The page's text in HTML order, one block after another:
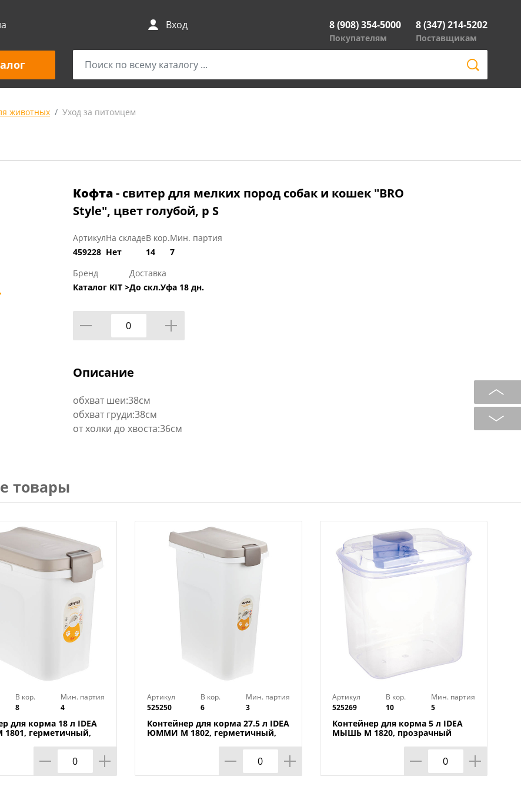
Вход 8 (908) 354-5000
Покупателям
8 (347) 214-5202
Поставщикам
животных Уход за питомцем
Кофта- свитер для мелких пород собак и кошек "BRO
Style", цвет голубой, р S
Артикул
459228
На складе
Нет
В кор.
14
Мин. партия
7
Бренд
Каталог KIT >
Доставка
До скл.Уфа 18 дн.
Описание
обхват шеи:38см
обхват груди:38см
от холки до хвоста:36см
товары
В кор.
8
Мин. партия
4
для корма 18 л IDEA
герметичный,
Артикул
525250
В кор.
6
Мин. партия
3
Контейнер для корма 27.5 л IDEA
ЮММИ М 1802, герметичный,
Артикул
525269
В кор.
10
Мин. партия
5
Контейнер для корма 5 л IDEA
МЫШЬ М 1820, прозрачный